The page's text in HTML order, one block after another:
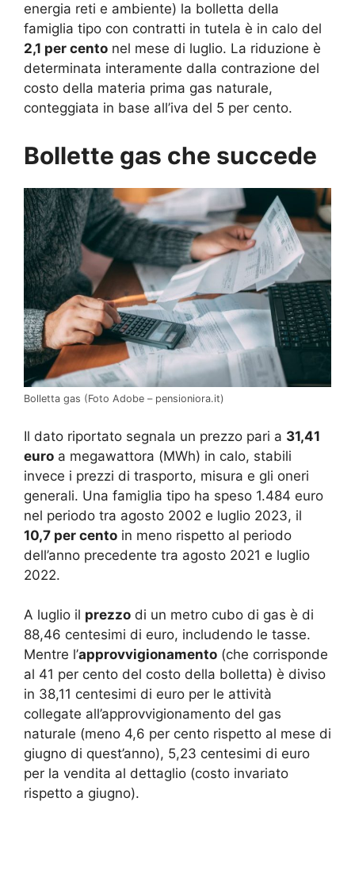
energia reti e ambiente) la bolletta della
famiglia tipo con contratti in tutela è in calo del
2,1 per cento nel mese di luglio. La riduzione è
determinata interamente dalla contrazione del
costo della materia prima gas naturale,
conteggiata in base all’iva del 5 per cento.
Bollette gas che succede
Bolletta gas (Foto Adobe – pensioniora.it)
Il dato riportato segnala un prezzo pari a 31,41
euro a megawattora (MWh) in calo, stabili
invece i prezzi di trasporto, misura e gli oneri
generali. Una famiglia tipo ha speso 1.484 euro
nel periodo tra agosto 2002 e luglio 2023, il
10,7 per cento in meno rispetto al periodo
dell’anno precedente tra agosto 2021 e luglio
2022.
A luglio il prezzo di un metro cubo di gas è di
88,46 centesimi di euro, includendo le tasse.
Mentre l’approvvigionamento (che corrisponde
al 41 per cento del costo della bolletta) è diviso
in 38,11 centesimi di euro per le attività
collegate all’approvvigionamento del gas
naturale (meno 4,6 per cento rispetto al mese di
giugno di quest’anno), 5,23 centesimi di euro
per la vendita al dettaglio (costo invariato
rispetto a giugno).